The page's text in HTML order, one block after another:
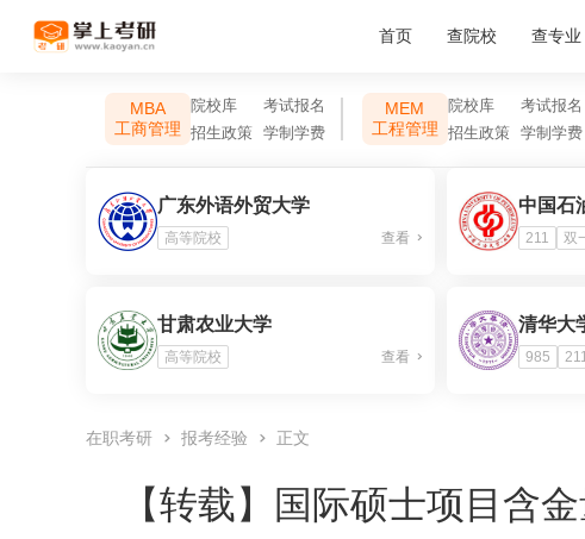
首页 查院校 查专业
MBA
工商管理
院校库
考试报名
招生政策
学制学费
MEM
工程管理
院校库
考试报名
招生政策
学制学费
广东外语外贸大学
高等院校 查看
中国石
211 双
甘肃农业大学
高等院校 查看
清华大
985 211
在职考研 报考经验 正文
【转载】 国际硕士项目含